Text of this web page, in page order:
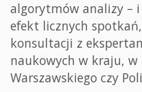
algorytmów analizy –
efekt licznych
konsultacji z
naukowych w kraju,
Warszawskiego czy